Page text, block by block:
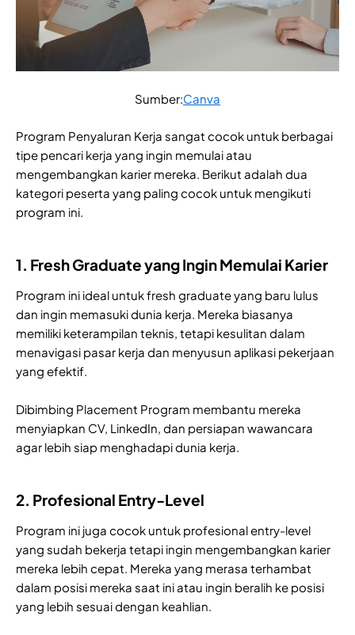
Sumber:Canva
Program Penyaluran Kerja sangat cocok untuk berbagai
tipe pencari kerja yang ingin memulai atau
mengembangkan karier mereka. Berikut adalah dua
kategori peserta yang paling cocok untuk mengikuti
program ini.
1. Fresh Graduate yang Ingin Memulai Karier
Program ini ideal untuk fresh graduate yang baru lulus
dan ingin memasuki dunia kerja. Mereka biasanya
memiliki keterampilan teknis, tetapi kesulitan dalam
menavigasi pasar kerja dan menyusun aplikasi pekerjaan
yang efektif.
Dibimbing Placement Program membantu mereka
menyiapkan CV, LinkedIn, dan persiapan wawancara
agar lebih siap menghadapi dunia kerja.
2. Profesional Entry-Level
Program ini juga cocok untuk profesional entry-level
yang sudah bekerja tetapi ingin mengembangkan karier
mereka lebih cepat. Mereka yang merasa terhambat
dalam posisi mereka saat ini atau ingin beralih ke posisi
yang lebih sesuai dengan keahlian.